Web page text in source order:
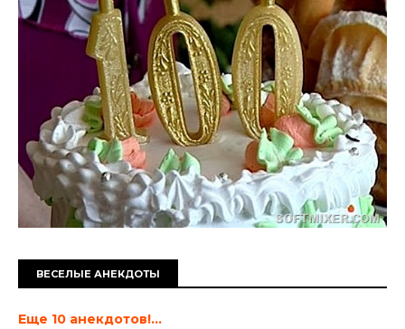
ВЕСЕЛЫЕ АНЕКДОТЫ
Еще 10 анекдотов!...